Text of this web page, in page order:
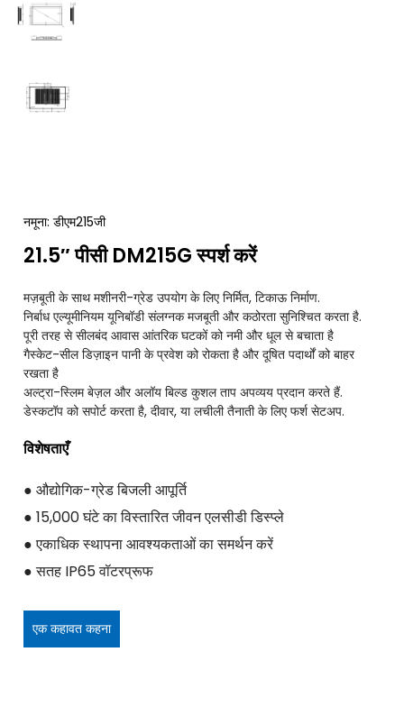
नमूना: डीएम215जी
21.5″ पीसी DM215G स्पर्श करें
मज़बूती के साथ मशीनरी-ग्रेड उपयोग के लिए निर्मित, टिकाऊ निर्माण.
निर्बाध एल्यूमीनियम यूनिबॉडी संलग्नक मजबूती और कठोरता सुनिश्चित करता है.
पूरी तरह से सीलबंद आवास आंतरिक घटकों को नमी और धूल से बचाता है
गैस्केट-सील डिज़ाइन पानी के प्रवेश को रोकता है और दूषित पदार्थों को बाहर
रखता है
अल्ट्रा-स्लिम बेज़ल और अलॉय बिल्ड कुशल ताप अपव्यय प्रदान करते हैं.
डेस्कटॉप को सपोर्ट करता है, दीवार, या लचीली तैनाती के लिए फर्श सेटअप.
विशेषताएँ
● औद्योगिक-ग्रेड बिजली आपूर्ति
● 15,000 घंटे का विस्तारित जीवन एलसीडी डिस्प्ले
● एकाधिक स्थापना आवश्यकताओं का समर्थन करें
● सतह IP65 वॉटरप्रूफ
एक कहावत कहना